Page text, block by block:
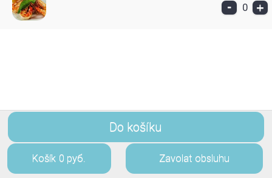
- 0 +
Do košíku
Košík 0 руб. Zavolat obsluhu